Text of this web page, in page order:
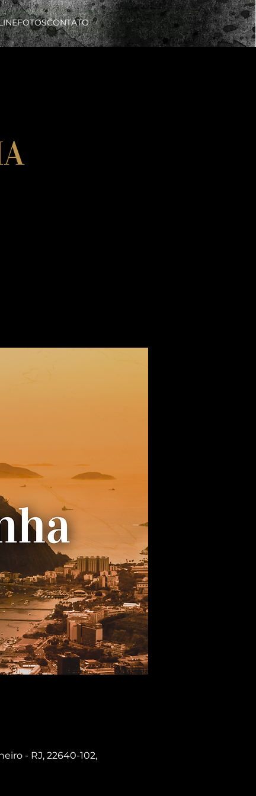
FOTOSCONTATO
- RJ, 22640-102,